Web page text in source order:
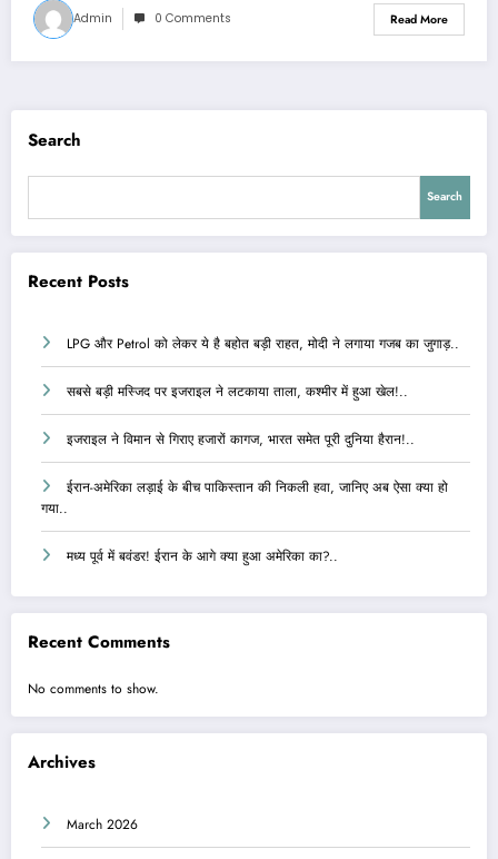
Admin 0 Comments Read More
Search
Search
Recent Posts
LPG और Petrol को लेकर ये है बहोत बड़ी राहत, मोदी ने लगाया गजब का जुगाड़..
सबसे बड़ी मस्जिद पर इजराइल ने लटकाया ताला, कश्मीर में हुआ खेल!..
इजराइल ने विमान से गिराए हजारों कागज, भारत समेत पूरी दुनिया हैरान!..
ईरान-अमेरिका लड़ाई के बीच पाकिस्तान की निकली हवा, जानिए अब ऐसा क्या हो
गया..
मध्य पूर्व में बवंडर! ईरान के आगे क्या हुआ अमेरिका का?..
Recent Comments
No comments to show.
Archives
March 2026